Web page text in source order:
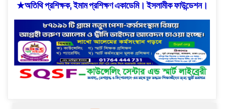
★অতিথি প্রশিক্ষক, ইমাম প্রশিক্ষণ একাডেমি। ইসলামীক ফাউন্ডেশন।